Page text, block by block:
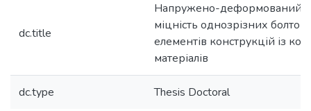
dc.title
Напружено-деформований
міцність однозрізних
елементів конструкцій із
матеріалів
dc.type Thesis Doctoral